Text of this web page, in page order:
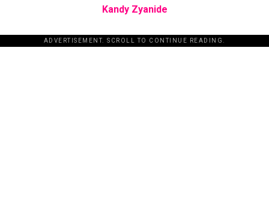
Kandy Zyanide
ADVERTISEMENT. SCROLL TO CONTINUE READING.